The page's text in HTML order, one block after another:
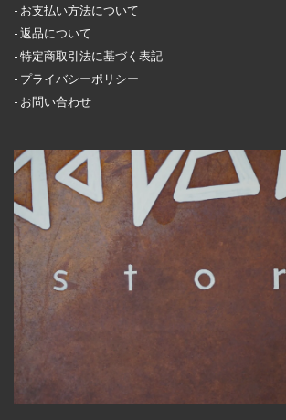
お支払い方法について
返品について
特定商取引法に基づく表記
プライバシーポリシー
お問い合わせ